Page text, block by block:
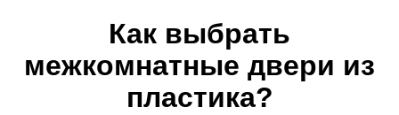
Как выбрать
межкомнатные двери из
пластика?